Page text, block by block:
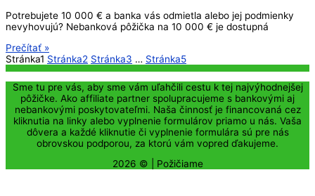
Potrebujete 10 000 € a banka vás odmietla alebo jej podmienky
nevyhovujú? Nebanková pôžička na 10 000 € je dostupná
Prečítať »
Stránka1 Stránka2 Stránka3 … Stránka5
Sme tu pre vás, aby sme vám uľahčili cestu k tej najvýhodnejšej
pôžičke. Ako affiliate partner spolupracujeme s bankovými aj
nebankovými poskytovateľmi. Naša činnosť je financovaná cez
kliknutia na linky alebo vyplnenie formulárov priamo u nás. Vaša
dôvera a každé kliknutie či vyplnenie formulára sú pre nás
obrovskou podporou, za ktorú vám vopred ďakujeme.
2026 © | Požičiame